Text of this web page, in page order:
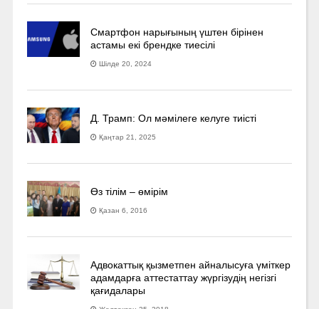
Смартфон нарығының үштен бірінен
астамы екі брендке тиесілі
Шілде 20, 2024
Д. Трамп: Ол мәмілеге келуге тиісті
Қаңтар 21, 2025
Өз тілім – өмірім
Қазан 6, 2016
Адвокаттық қызметпен айналысуға үмiткер
адамдарға аттестаттау жүргізудің негізгі
қағидалары